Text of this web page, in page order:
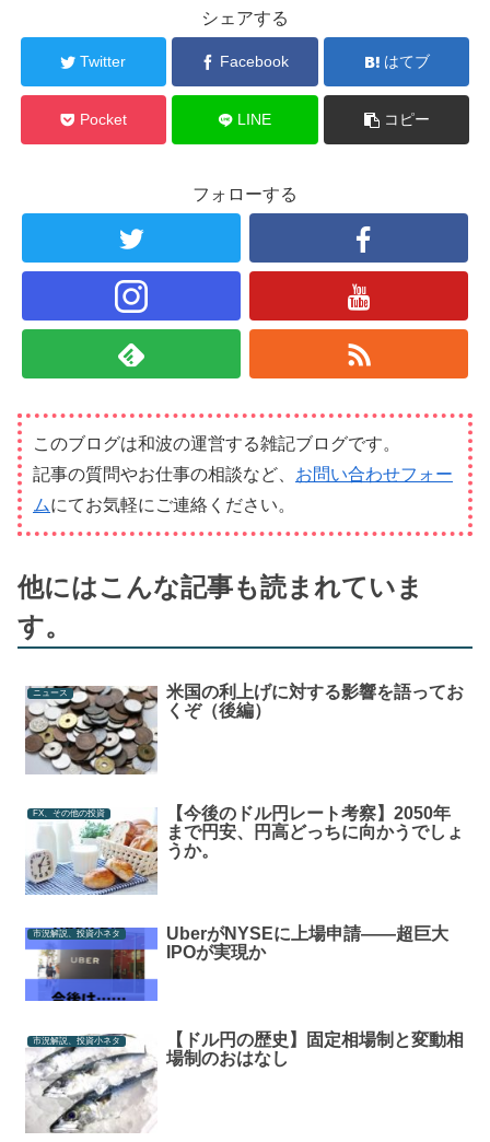
シェアする
Twitter Facebook はてブ
Pocket LINE コピー
フォローする
このブログは和波の運営する雑記ブログです。
記事の質問やお仕事の相談など、 お問い合わせフォー
ムにてお気軽にご連絡ください。
他にはこんな記事も読まれていま
す。
ニュース
米国の利上げに対する影響を語ってお
くぞ（後編）
FX、その他の投資
【今後のドル円レート考察】2050年
まで円安、円高どっちに向かうでしょ
うか。
市況解説、投資小ネタ
UberがNYSEに上場申請――超巨大
IPOが実現か
市況解説、投資小ネタ
【ドル円の歴史】固定相場制と変動相
場制のおはなし